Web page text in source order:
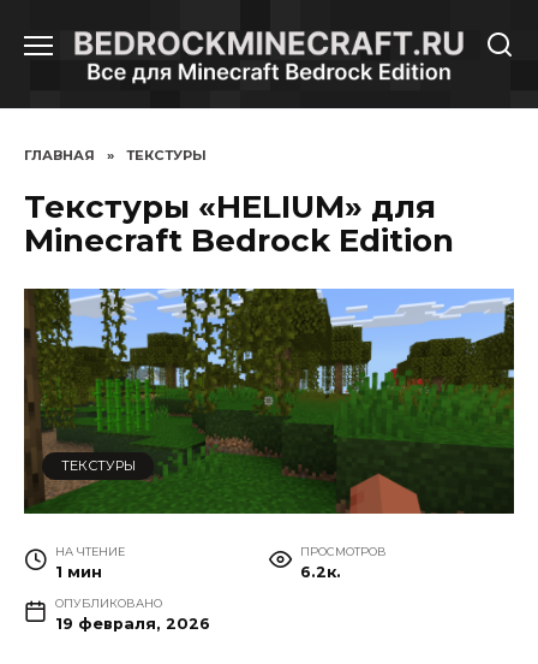
содержанию
ГЛАВНАЯ » ТЕКСТУРЫ
Текстуры «HELIUM» для
Minecraft Bedrock Edition
ТЕКСТУРЫ
НА ЧТЕНИЕ
1 мин
ПРОСМОТРОВ
6.2к.
ОПУБЛИКОВАНО
19 февраля, 2026